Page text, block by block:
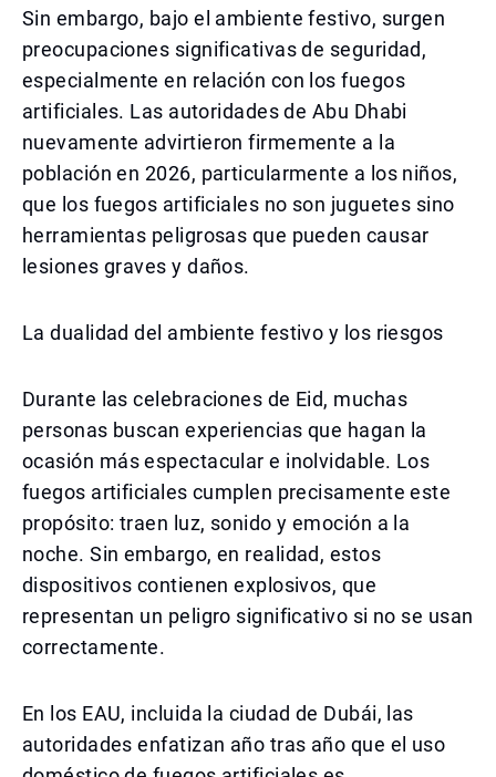
Sin embargo, bajo el ambiente festivo, surgen
preocupaciones significativas de seguridad,
especialmente en relación con los fuegos
artificiales. Las autoridades de Abu Dhabi
nuevamente advirtieron firmemente a la
población en 2026, particularmente a los niños,
que los fuegos artificiales no son juguetes sino
herramientas peligrosas que pueden causar
lesiones graves y daños.
La dualidad del ambiente festivo y los riesgos
Durante las celebraciones de Eid, muchas
personas buscan experiencias que hagan la
ocasión más espectacular e inolvidable. Los
fuegos artificiales cumplen precisamente este
propósito: traen luz, sonido y emoción a la
noche. Sin embargo, en realidad, estos
dispositivos contienen explosivos, que
representan un peligro significativo si no se usan
correctamente.
En los EAU, incluida la ciudad de Dubái, las
autoridades enfatizan año tras año que el uso